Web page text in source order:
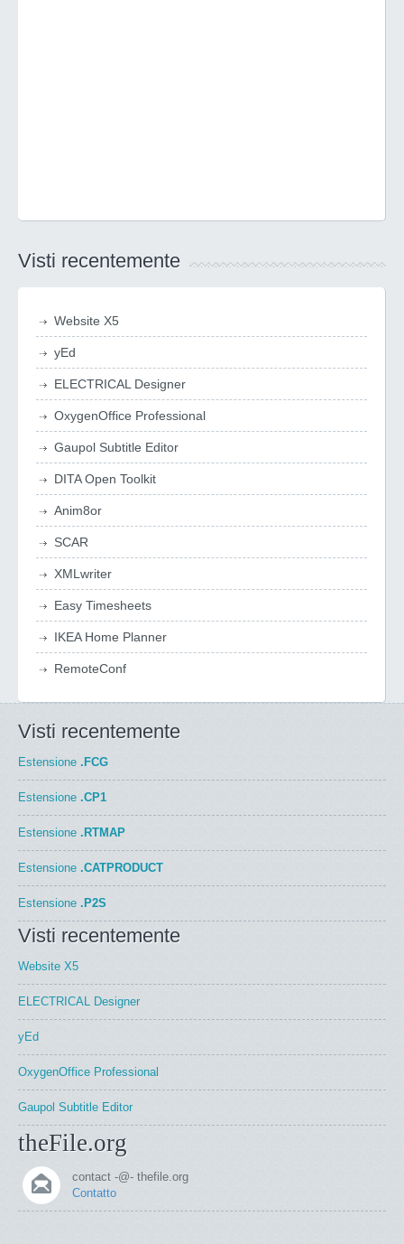
Visti recentemente
Website X5
yEd
ELECTRICAL Designer
OxygenOffice Professional
Gaupol Subtitle Editor
DITA Open Toolkit
Anim8or
SCAR
XMLwriter
Easy Timesheets
IKEA Home Planner
RemoteConf
Visti recentemente
Estensione .FCG
Estensione .CP1
Estensione .RTMAP
Estensione .CATPRODUCT
Estensione .P2S
Visti recentemente
Website X5
ELECTRICAL Designer
yEd
OxygenOffice Professional
Gaupol Subtitle Editor
theFile.org
contact -@- thefile.org
Contatto